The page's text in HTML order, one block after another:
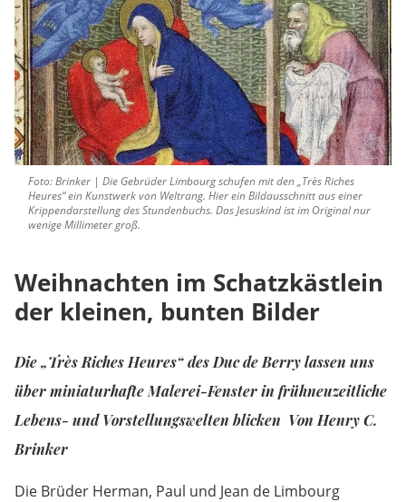
Foto: Brinker | Die Gebrüder Limbourg schufen mit den „Très Riches
Heures“ ein Kunstwerk von Weltrang. Hier ein Bildausschnitt aus einer
Krippendarstellung des Stundenbuchs. Das Jesuskind ist im Original nur
wenige Millimeter groß.
Weihnachten im Schatzkästlein
der kleinen, bunten Bilder
Die „Très Riches Heures“ des Duc de Berry lassen uns
über miniaturhafte Malerei-Fenster in frühneuzeitliche
Lebens- und Vorstellungswelten blicken Von Henry C.
Brinker
Die Brüder Herman, Paul und Jean de Limbourg